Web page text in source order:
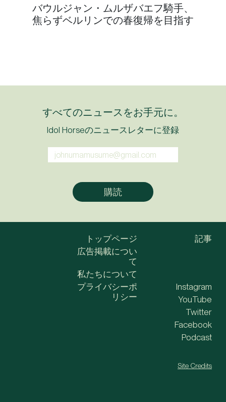
バウルジャン・ムルザバエフ騎手、
焦らずベルリンでの春復帰を目指す
すべてのニュースをお手元に。
Idol Horseのニュースレターに登録
トップページ
広告掲載につい
て
私たちについて
記事
プライバシーポ
リシー
Instagram
YouTube
Twitter
Facebook
Podcast
Site Credits